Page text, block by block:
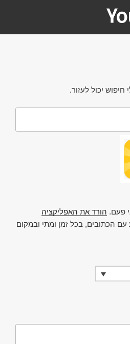
יכול לעזור.
פעם. הורד את האפליקציה
עם הכתובים, בכל זמן ומתי ובמקום